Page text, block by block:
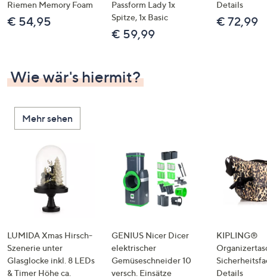
Riemen Memory Foam
€ 54,95
Passform Lady 1x
Spitze, 1x Basic
€ 59,99
Details
€ 72,99
Wie wär's hiermit?
Mehr sehen
LUMIDA Xmas Hirsch-
Szenerie unter
Glasglocke inkl. 8 LEDs
& Timer Höhe ca.
GENIUS Nicer Dicer
elektrischer
Gemüseschneider 10
versch. Einsätze
KIPLING®
Details